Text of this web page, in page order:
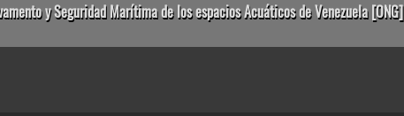
y Seguridad Marítima de los espacios Acuáticos de Venezuela [ONG]